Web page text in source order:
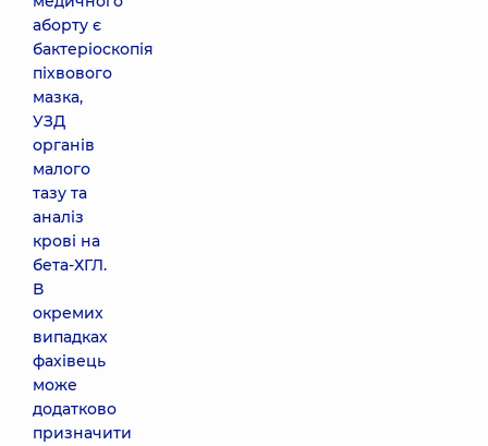
аборту є
бактеріоскопія
піхвового
мазка,
УЗД
органів
малого
тазу та
аналіз
крові на
бета-ХГЛ.
В
окремих
випадках
фахівець
може
додатково
призначити